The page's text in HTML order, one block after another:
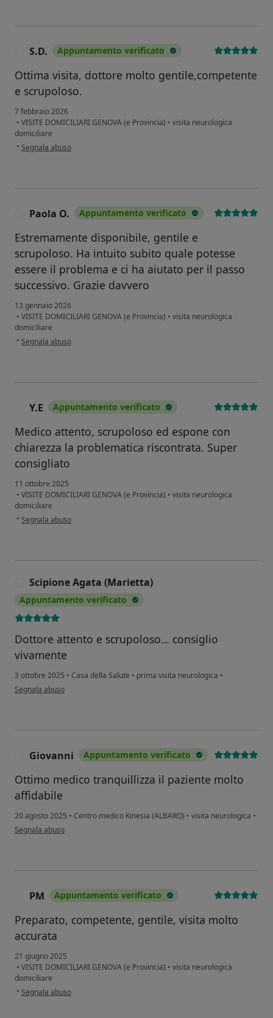
S.D. Appuntamento verificato
Ottima visita, dottore molto gentile,competente
e scrupoloso.
7 febbraio 2026
• VISITE DOMICILIARI GENOVA (e Provincia) • visita neurologica
domiciliare
• secondo l'opinione dell'utente S.D.
Segnala abuso
Paola O. Appuntamento verificato
Estremamente disponibile, gentile e
scrupoloso. Ha intuito subito quale potesse
essere il problema e ci ha aiutato per il passo
successivo. Grazie davvero
13 gennaio 2026
• VISITE DOMICILIARI GENOVA (e Provincia) • visita neurologica
domiciliare
• secondo l'opinione dell'utente Paola O.
Segnala abuso
Y.E Appuntamento verificato
Medico attento, scrupoloso ed espone con
chiarezza la problematica riscontrata. Super
consigliato
11 ottobre 2025
• VISITE DOMICILIARI GENOVA (e Provincia) • visita neurologica
domiciliare
• secondo l'opinione dell'utente Y.E
Segnala abuso
Scipione Agata (Marietta)
Appuntamento verificato
Dottore attento e scrupoloso… consiglio
vivamente
3 ottobre 2025 • Casa della Salute • prima visita neurologica •
secondo l'opinione dell'utente Scipione Agata (Marietta)
Segnala abuso
Giovanni Appuntamento verificato
Ottimo medico tranquillizza il paziente molto
affidabile
20 agosto 2025 • Centro medico Kinesia (ALBARO) • visita neurologica •
secondo l'opinione dell'utente Giovanni
Segnala abuso
PM Appuntamento verificato
Preparato, competente, gentile, visita molto
accurata
21 giugno 2025
• VISITE DOMICILIARI GENOVA (e Provincia) • visita neurologica
domiciliare
• secondo l'opinione dell'utente PM
Segnala abuso